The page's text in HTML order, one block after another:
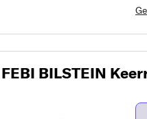
FEBI BILSTEIN